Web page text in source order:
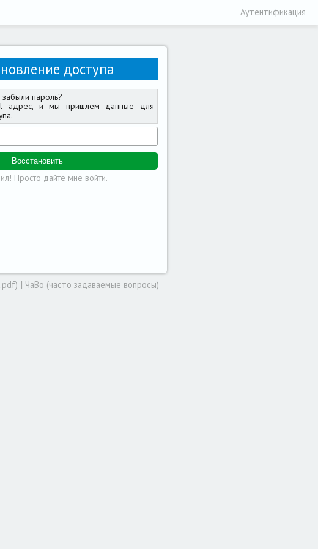
Аутентификация
доступа
забыли пароль?
адрес, и мы пришлем данные для
Просто дайте мне войти.
| ЧаВо (часто задаваемые вопросы)